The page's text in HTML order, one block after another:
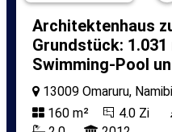
Architektenhaus
Grundstück:
Swimming-Pool
13009 Omaruru,
160 m² 4.0 Zi